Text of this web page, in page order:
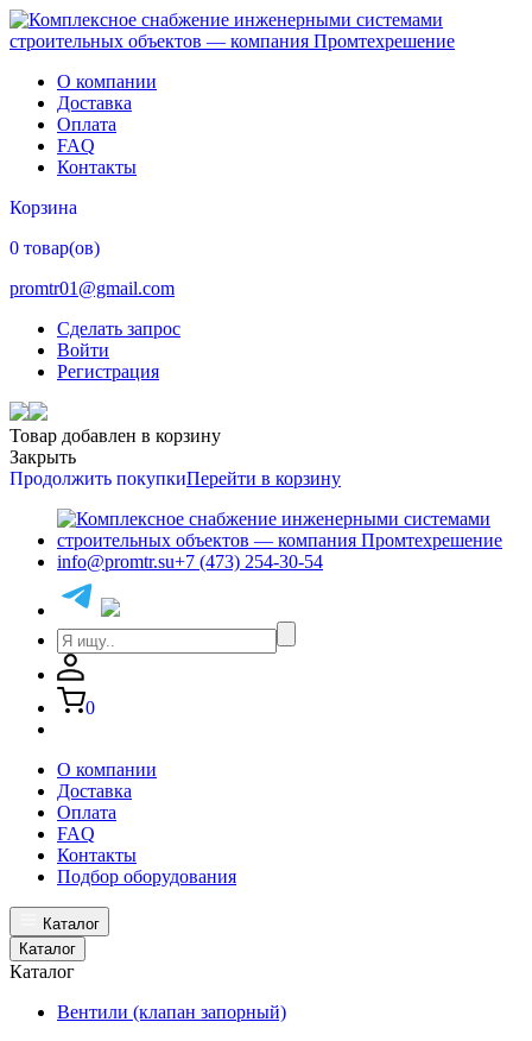
О компании
Доставка
Оплата
FAQ
Контакты
Корзина
0 товар(ов)
promtr01@gmail.com
Сделать запрос
Войти
Регистрация
Товар добавлен в корзину
Закрыть
Продолжить покупкиПерейти в корзину
info@promtr.su+7 (473) 254-30-54
0
О компании
Доставка
Оплата
FAQ
Контакты
Подбор оборудования
Каталог
Каталог
Каталог
Вентили (клапан запорный)